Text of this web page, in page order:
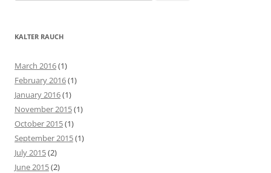
e
r
h
f
o
r
:
KALTER RAUCH
March 2016(1)
February 2016(1)
January 2016(1)
November 2015(1)
October 2015(1)
September 2015(1)
July 2015(2)
June 2015(2)